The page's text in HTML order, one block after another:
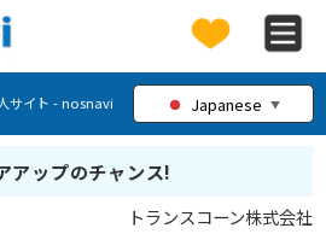
サイト - nosnavi Japanese ▼
アップのチャンス!
トランスコーン株式会社